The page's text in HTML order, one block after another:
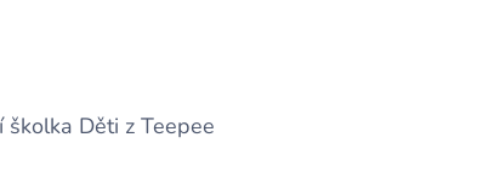
školka Děti z Teepee